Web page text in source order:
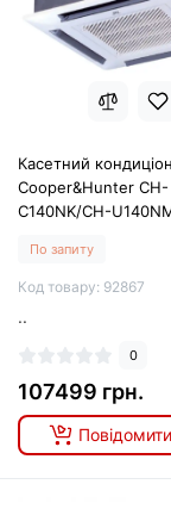
Касетний
Cooper&Hunter CH-
C140NK/CH-
По запиту
Код товару: 92867
..
0
107499 грн.